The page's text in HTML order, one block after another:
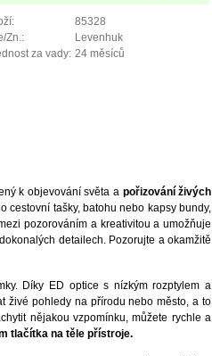
85328
Zn.:
Levenhuk
za vady: 24 měsíců
k objevování světa a pořizování živých
cestovní tašky, batohu nebo kapsy bundy,
pozorováním a kreativitou a umožňuje
detailech. Pozorujte a okamžitě
Díky ED optice s nízkým rozptylem a
živé pohledy na přírodu nebo město, a to
nějakou vzpomínku, můžete rychle a
tlačítka na těle přístroje.